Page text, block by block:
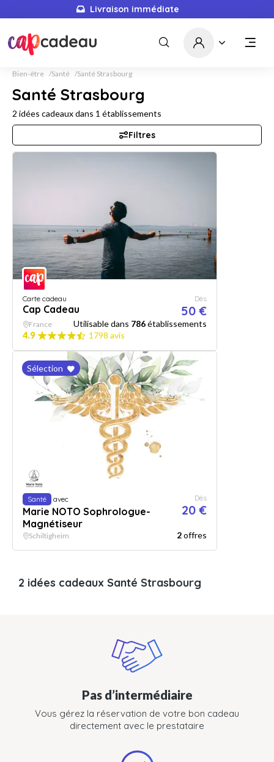
Livraison immédiate
Bien-être Santé Santé Strasbourg
Santé Strasbourg
2 idées cadeaux dans 1 établissements
Filtres
Carte cadeau
Cap Cadeau
Dès
50 €
France Utilisable dans 786établissements
4.9
1798 avis
Sélection
Santé avec
Marie NOTO Sophrologue-
Magnétiseur
Dès
20 €
Schiltigheim 2offres
2 idées cadeaux Santé Strasbourg
Pas d’intermédiaire
Vous gérez la réservation de votre bon cadeau
directement avec le prestataire